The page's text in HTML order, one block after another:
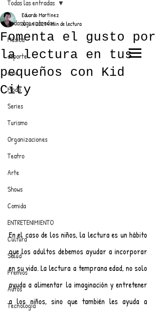
ANUNCIATE CON NOSOTROS
PARA MÁS INFORMACIÓN:
dinamicaseltrendytop@gmail.com
EL TRENDY TOP
CON EDDY MARTINEZ
Todas las entradas
Música
deporte
cine
Moda
Series
Turismo
Organizaciones
Teatro
Arte
Shows
Comida
ENTRETENIMIENTO
Cultura
Salud
Premios
Autos
Tecnología
Todas las entradas
Fomenta el gusto por
la lectura en tus
pequeños con Kid
City
Eduardo Martínez
30 jun 20214 min de lectura
En el caso de los niños, la lectura es un hábito
que los adultos debemos ayudar a incorporar
en su vida. La lectura a temprana edad, no solo
ayuda a alimentar la imaginación y entretener
a los niños, sino que también les ayuda a